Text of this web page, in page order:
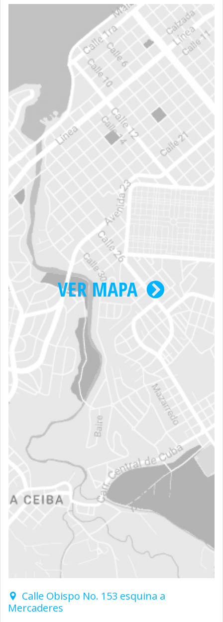
VER MAPA
Calle Obispo No. 153 esquina a
Mercaderes